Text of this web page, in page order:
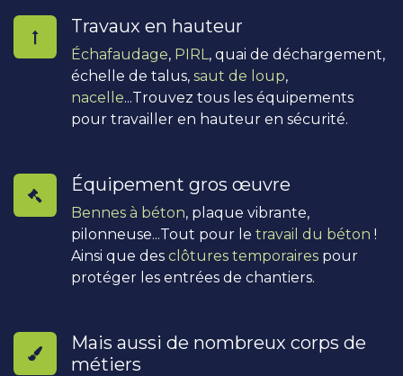
Travaux en hauteur
Échafaudage, PIRL, quai de déchargement,
échelle de talus, saut de loup,
nacelle...Trouvez tous les équipements
pour travailler en hauteur en sécurité.
Équipement gros œuvre
Bennes à béton, plaque vibrante,
pilonneuse...Tout pour le travail du béton !
Ainsi que des clôtures temporaires pour
protéger les entrées de chantiers.
Mais aussi de nombreux corps de
métiers